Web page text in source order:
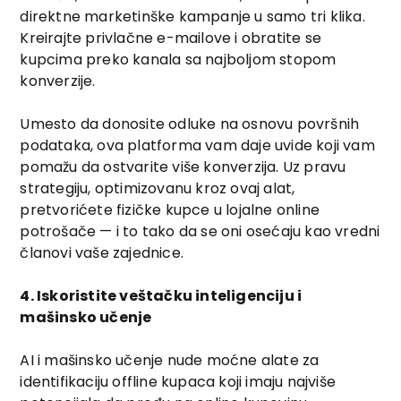
direktne marketinške kampanje u samo tri klika.
Kreirajte privlačne e-mailove i obratite se
kupcima preko kanala sa najboljom stopom
konverzije.
Umesto da donosite odluke na osnovu površnih
podataka, ova platforma vam daje uvide koji vam
pomažu da ostvarite više konverzija. Uz pravu
strategiju, optimizovanu kroz ovaj alat,
pretvorićete fizičke kupce u lojalne online
potrošače — i to tako da se oni osećaju kao vredni
članovi vaše zajednice.
4. Iskoristite veštačku inteligenciju i
mašinsko učenje
AI i mašinsko učenje nude moćne alate za
identifikaciju offline kupaca koji imaju najviše